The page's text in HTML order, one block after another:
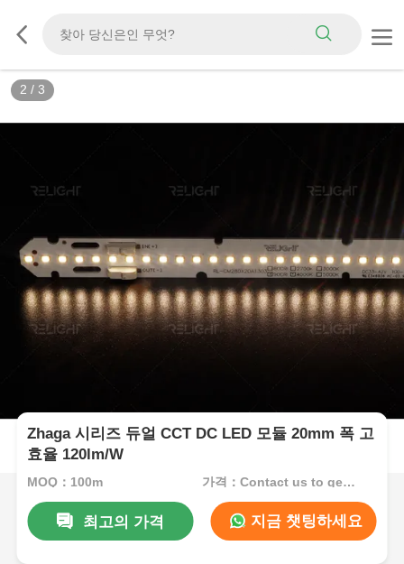
2 / 3
Zhaga 시리즈 듀얼 CCT DC LED 모듈 20mm 폭 고
효율 120lm/W
MOQ：100m 가격：Contact us to get best price
최고의 가격 지금 챗팅하세요